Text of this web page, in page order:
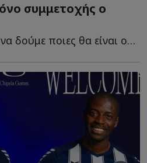
συμμετοχής ο
Yπάρχει ενδιαφέρον να δούμε ποιες θα είναι οι επιλογές π...